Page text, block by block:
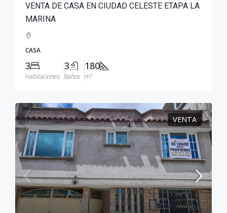
VENTA DE CASA EN CIUDAD CELESTE ETAPA LA
MARINA
CASA
3
Habitaciones
3
Baños
180
m²
VENTA